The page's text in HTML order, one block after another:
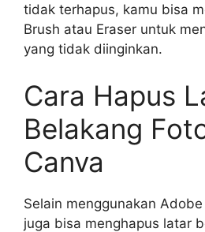
tidak terhapus, kamu bisa
Brush atau Eraser untuk
yang tidak diinginkan.
Cara Hapus
Belakang
Canva
Selain menggunakan
juga bisa menghapus latar